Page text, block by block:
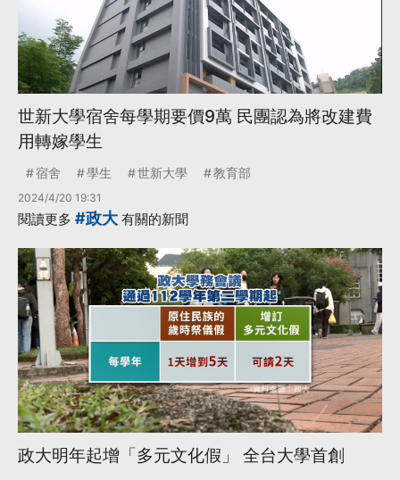
世新大學宿舍每學期要價9萬 民團認為將改建費
用轉嫁學生
宿舍 學生 世新大學 教育部
2024/4/20 19:31
閱讀更多 #政大 有關的新聞
政大明年起增「多元文化假」 全台大學首創